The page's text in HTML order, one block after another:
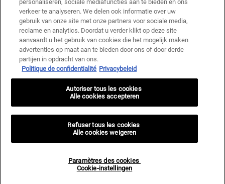
personaliseren, sociale mediafuncties aan te bieden en ons
verkeer te analyseren. We delen ook informatie over uw
gebruik van onze site met onze partners voor sociale media,
reclame en analytics. Doordat u verder klikt op deze site
aanvaardt u het gebruik van cookies die het mogelijk maken
advertenties op maat aan te bieden door ons of door derde
partijen in opdracht van ons.
Politique de confidentialité Privacybeleid
Paramètres des cookies
Cookie-instellingen
Refuser tous les cookies
Alle cookies weigeren
Autoriser tous les cookies
Alle cookies accepteren